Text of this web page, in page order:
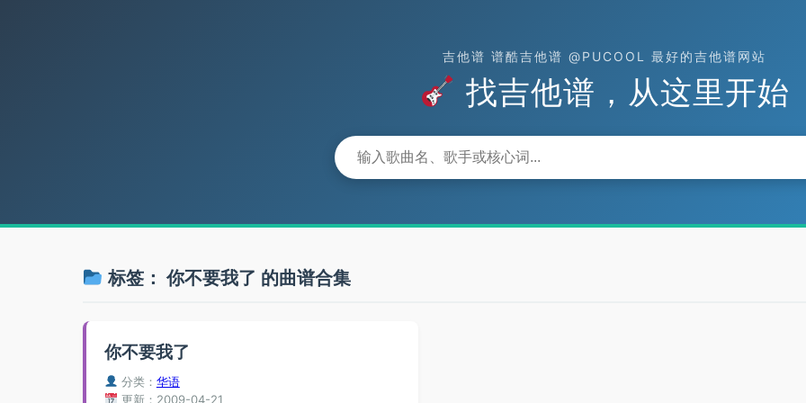
吉他谱 谱酷吉他谱 @PUCOOL 最好的吉他谱网站
找吉他谱，从这里开始
标签：你不要我了 的曲谱合集
你不要我了
分类： 华语
更新：2009-04-21